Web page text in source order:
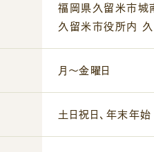
福岡県久留米市
久留米市役所内 久
月～金曜日
土日祝日、年末年始